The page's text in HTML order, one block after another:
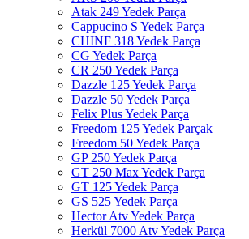
Atak 249 Yedek Parça
Cappucino S Yedek Parça
CHINF 318 Yedek Parça
CG Yedek Parça
CR 250 Yedek Parça
Dazzle 125 Yedek Parça
Dazzle 50 Yedek Parça
Felix Plus Yedek Parça
Freedom 125 Yedek Parçak
Freedom 50 Yedek Parça
GP 250 Yedek Parça
GT 250 Max Yedek Parça
GT 125 Yedek Parça
GS 525 Yedek Parça
Hector Atv Yedek Parça
Herkül 7000 Atv Yedek Parça